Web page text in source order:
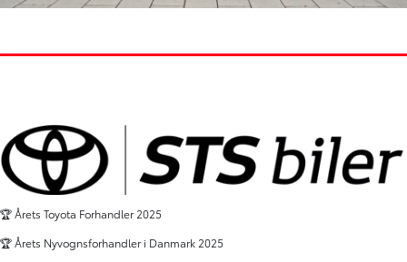
🏆 Årets Toyota Forhandler 2025
🏆 Årets Nyvognsforhandler i Danmark 2025